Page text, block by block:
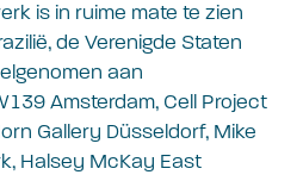
is in ruime mate te zien
de Verenigde Staten
aan
Amsterdam, Cell Project
Gallery Düsseldorf, Mike
Halsey McKay East